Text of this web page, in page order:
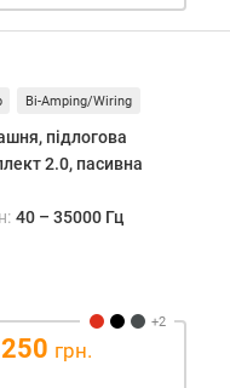
Bi-Amping/Wiring
підлогова
2.0, пасивна
40 – 35000 Гц
грн.